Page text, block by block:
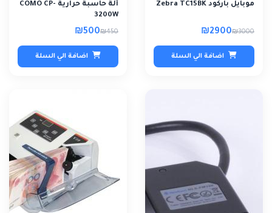
موبايل باركود Zebra TC15BK
₪3000
₪2900
اضافة الي السلة
آلة حاسبة حرارية COMO CP-
3200W
₪450
₪500
اضافة الي السلة